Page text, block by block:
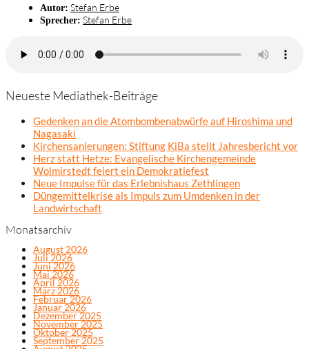
Autor: Stefan Erbe
Sprecher: Stefan Erbe
Neueste Mediathek-Beiträge
Gedenken an die Atombombenabwürfe auf Hiroshima und
Nagasaki
Kirchensanierungen: Stiftung KiBa stellt Jahresbericht vor
Herz statt Hetze: Evangelische Kirchengemeinde
Wolmirstedt feiert ein Demokratiefest
Neue Impulse für das Erlebnishaus Zethlingen
Düngemittelkrise als Impuls zum Umdenken in der
Landwirtschaft
Monatsarchiv
August 2026
Juli 2026
Juni 2026
Mai 2026
April 2026
März 2026
Februar 2026
Januar 2026
Dezember 2025
November 2025
Oktober 2025
September 2025